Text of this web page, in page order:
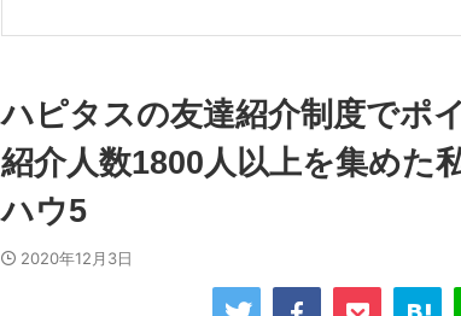
ハピタスの友達紹介制度でポ
紹介人数1800人以上を集めた
ハウ5
2020年12月3日